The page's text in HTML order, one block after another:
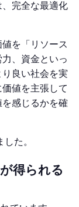
完全な最適化
を「リソース
、資金といっ
良い社会を実
値を主張して
感じるかを確
た。
得られる